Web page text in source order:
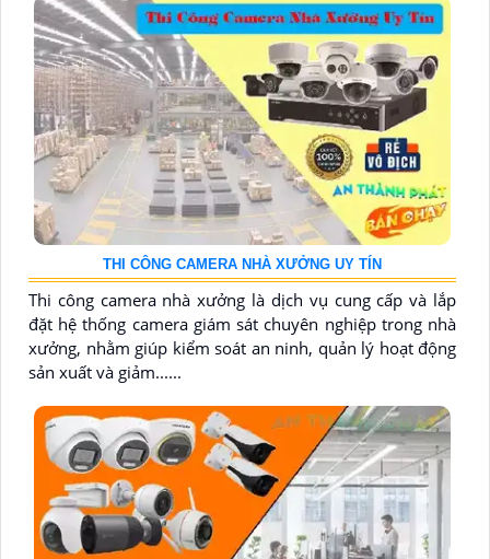
THI CÔNG CAMERA NHÀ XƯỞNG UY TÍN
Thi công camera nhà xưởng là dịch vụ cung cấp và lắp
đặt hệ thống camera giám sát chuyên nghiệp trong nhà
xưởng, nhằm giúp kiểm soát an ninh, quản lý hoạt động
sản xuất và giảm......